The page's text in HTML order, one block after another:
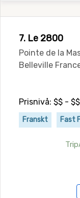
7. Le 2800
Pointe de la
Belleville
Prisnivå: $$ -
Franskt Fast